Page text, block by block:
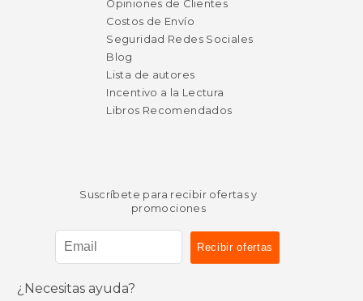
Opiniones de Clientes
Costos de Envío
Seguridad Redes Sociales
Blog
Lista de autores
Incentivo a la Lectura
Libros Recomendados
Suscríbete para recibir ofertas y
promociones
¿Necesitas ayuda?